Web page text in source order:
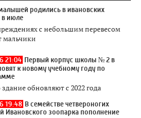
родились в ивановских
июле
с небольшим перевесом
мальчики
21:04 Первый корпус школы № 2 в
к новому учебному году по
обновляют с 2022 года
19:48 В семействе четвероногих
Ивановского зоопарка пополнение